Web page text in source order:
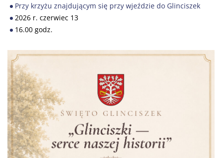
Przy krzyżu znajdującym się przy wjeździe do Glinciszek
2026 r. czerwiec 13
16.00 godz.